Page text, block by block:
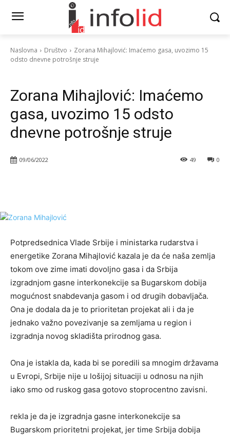
Naslovna Društvo
Zorana Mihajlović: Imaćemo gasa, uvozimo 15
odsto dnevne potrošnje struje
Zorana Mihajlović: Imaćemo
gasa, uvozimo 15 odsto
dnevne potrošnje struje
09/06/2022 0
49
Potpredsednica Vlade Srbije i ministarka rudarstva i
energetike Zorana Mihajlović kazala je da će naša zemlja
tokom ove zime imati dovoljno gasa i da Srbija
izgradnjom gasne interkonekcije sa Bugarskom dobija
mogućnost snabdevanja gasom i od drugih dobavljača.
Ona je dodala da je to prioritetan projekat ali i da je
jednako važno povezivanje sa zemljama u region i
izgradnja novog skladišta prirodnog gasa.
Ona je istakla da, kada bi se poredili sa mnogim državama
u Evropi, Srbije nije u lošijoj situaciji u odnosu na njih
iako smo od ruskog gasa gotovo stoprocentno zavisni.
rekla je da je izgradnja gasne interkonekcije sa
Bugarskom prioritetni projekat, jer time Srbija dobija